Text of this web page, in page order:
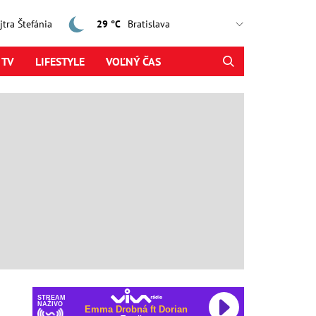
Štefánia 29 °C
LIFESTYLE VOĽNÝ ČAS
STREAM
NAŽIVO
Emma Drobná ft Dorian